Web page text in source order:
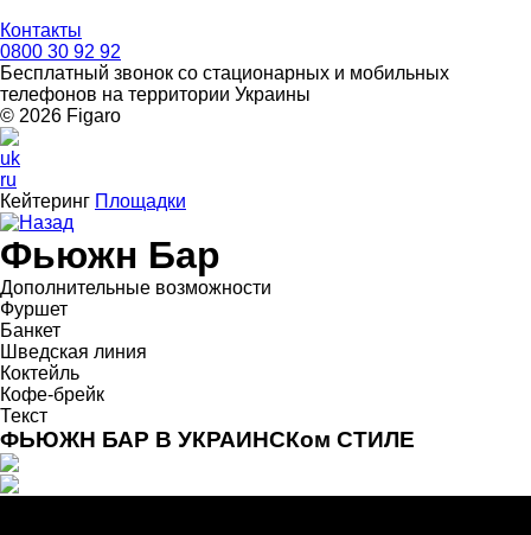
Контакты
0800 30 92 92
Бесплатный звонок со стационарных и мобильных
телефонов на территории Украины
© 2026 Figarо
uk
ru
Кейтеринг Площадки
Назад
Фьюжн Бар
Дополнительные возможности
Фуршет
Банкет
Шведская линия
Коктейль
Кофе-брейк
Текст
ФЬЮЖН БАР В УКРАИНСКом СТИЛЕ